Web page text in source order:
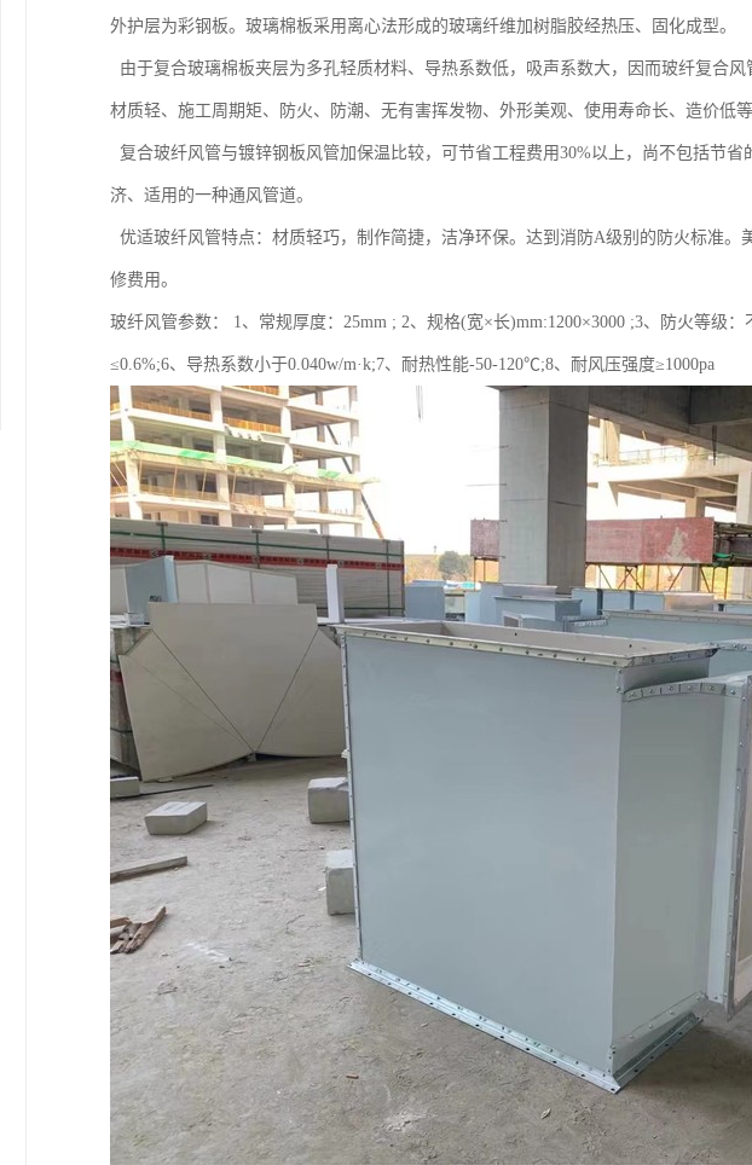
外护层为彩钢板。玻璃棉板采用离心法形成的玻璃纤维加树脂胶经热压、固化成型。
由于复合玻璃棉板夹层为多孔轻质材料、导热系数低，吸声系数大，因而玻纤复合
材质轻、施工周期矩、防火、防潮、无有害挥发物、外形美观、使用寿命长、造价低等
复合玻纤风管与镀锌钢板风管加保温比较，可节省工程费用30%以上，尚不包括节
济、适用的一种通风管道。
优适玻纤风管特点：材质轻巧，制作简捷，洁净环保。达到消防A级别的防火标准
修费用。
玻纤风管参数： 1、常规厚度：25mm ; 2、规格(宽×长)mm:1200×3000 ;3、防火等级
≤0.6%;6、导热系数小于0.040w/m·k;7、耐热性能-50-120℃;8、耐风压强度≥1000pa